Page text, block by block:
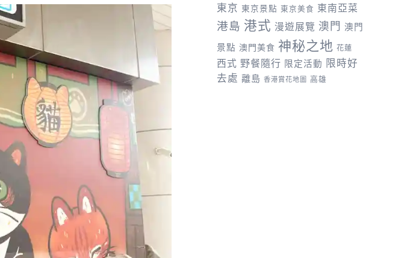
東京 東京景點 東京美食 東南亞菜
港島 港式 漫遊展覽 澳門 澳門
景點 澳門美食 神秘之地 花蓮
西式 野餐隨行 限定活動 限時好
去處 離島 香港賞花地圖 高雄